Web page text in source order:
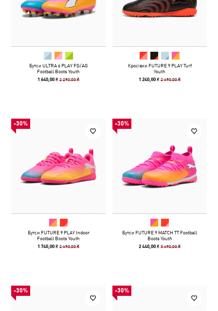
Бутси ULTRA 6 PLAY FG/AG
Football Boots Youth
1 640,00 ₴2 290,00 ₴
Кросівки FUTURE 9 PLAY Turf
Youth
1 240,00 ₴2 490,00 ₴
-30%
Бутси FUTURE 9 PLAY Indoor
Football Boots Youth
1 740,00 ₴2 490,00 ₴
-30%
Бутси FUTURE 9 MATCH TT Football
Boots Youth
2 440,00 ₴3 490,00 ₴
-30% -30%